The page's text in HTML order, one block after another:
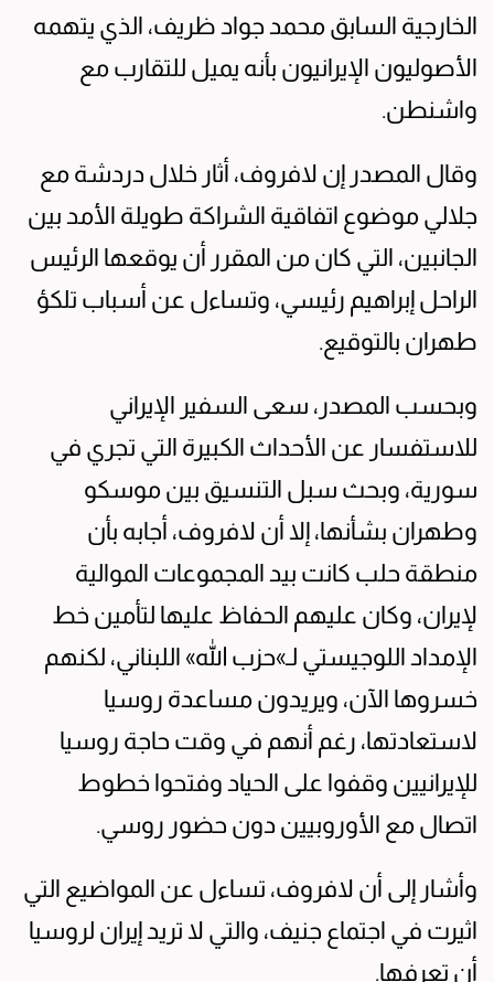
الخارجية السابق محمد جواد ظريف، الذي يتهمه
الأصوليون الإيرانيون بأنه يميل للتقارب مع
واشنطن.
وقال المصدر إن لافروف، أثار خلال دردشة مع
جلالي موضوع اتفاقية الشراكة طويلة الأمد بين
الجانبين، التي كان من المقرر أن يوقعها الرئيس
الراحل إبراهيم رئيسي، وتساءل عن أسباب تلكؤ
طهران بالتوقيع.
وبحسب المصدر، سعى السفير الإيراني
للاستفسار عن الأحداث الكبيرة التي تجري في
سورية، وبحث سبل التنسيق بين موسكو
وطهران بشأنها، إلا أن لافروف، أجابه بأن
منطقة حلب كانت بيد المجموعات الموالية
لإيران، وكان عليهم الحفاظ عليها لتأمين خط
الإمداد اللوجيستي لـ»حزب الله» اللبناني، لكنهم
خسروها الآن، ويريدون مساعدة روسيا
لاستعادتها، رغم أنهم في وقت حاجة روسيا
للإيرانيين وقفوا على الحياد وفتحوا خطوط
اتصال مع الأوروبيين دون حضور روسي.
وأشار إلى أن لافروف، تساءل عن المواضيع التي
اثيرت في اجتماع جنيف، والتي لا تريد إيران لروسيا
أن تعرفها.